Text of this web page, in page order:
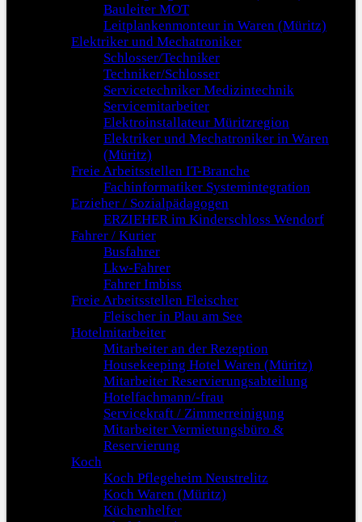
Bauleiter MOT
Leitplankenmonteur in Waren (Müritz)
Elektriker und Mechatroniker
Schlosser/Techniker
Techniker/Schlosser
Servicetechniker Medizintechnik
Servicemitarbeiter
Elektroinstallateur Müritzregion
Elektriker und Mechatroniker in Waren
(Müritz)
Freie Arbeitsstellen IT-Branche
Fachinformatiker Systemintegration
Erzieher / Sozialpädagogen
ERZIEHER im Kinderschloss Wendorf
Fahrer / Kurier
Busfahrer
Lkw-Fahrer
Fahrer Imbiss
Freie Arbeitsstellen Fleischer
Fleischer in Plau am See
Hotelmitarbeiter
Mitarbeiter an der Rezeption
Housekeeping Hotel Waren (Müritz)
Mitarbeiter Reservierungsabteilung
Hotelfachmann/-frau
Servicekraft / Zimmerreinigung
Mitarbeiter Vermietungsbüro &
Reservierung
Koch
Koch Pflegeheim Neustrelitz
Koch Waren (Müritz)
Küchenhelfer